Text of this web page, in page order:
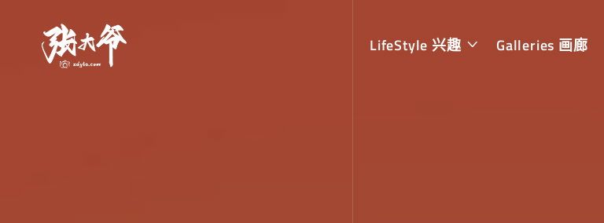
LifeStyle 兴趣 Galleries 画廊